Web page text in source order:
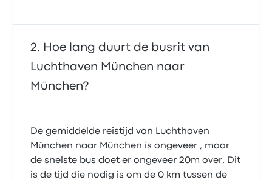
Hoe lang duurt de busrit van
Luchthaven München naar
München?
De gemiddelde reistijd van Luchthaven
München naar München is ongeveer , maar
de snelste bus doet er ongeveer 20m over. Dit
is de tijd die nodig is om de 0 km tussen de